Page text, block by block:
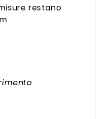
restano